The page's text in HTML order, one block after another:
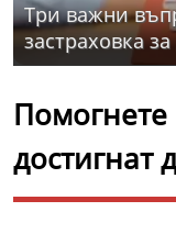
Три важни
застраховка
достигнат